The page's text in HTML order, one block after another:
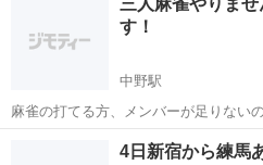
得意、楽譜🎼が読めるか読めないか、
関係なく、ここに来た...
三人麻雀やりま
す！
中野駅
麻雀の打てる方、メンバーが足りない
中野周りの麻雀店のセットで対戦して
ちろん純粋に麻雀を楽しみたいだけで
中野駅 その他
4日新宿から練馬